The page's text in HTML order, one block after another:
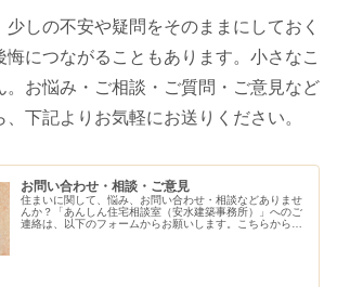
しの不安や疑問をそのままにしておく
悔につながることもあります。小さなこ
。お悩み・ご相談・ご質問・ご意見など
下記よりお気軽にお送りください。
お問い合わせ・相談・ご意見
住まいに関して、悩み、お問い合わせ・相談などありませ
んか？「あんしん住宅相談室（安水建築事務所）」へのご
連絡は、以下のフォームからお願いします。こちらから、